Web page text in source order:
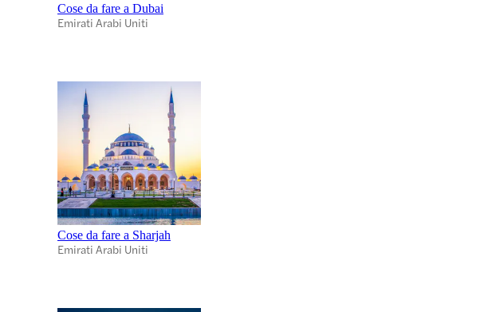
Cose da fare a Dubai
Emirati Arabi Uniti
Cose da fare a Sharjah
Emirati Arabi Uniti